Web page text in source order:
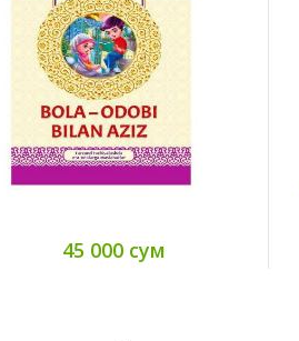
45 000 сум